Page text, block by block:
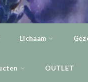
Lichaam
OUTLET